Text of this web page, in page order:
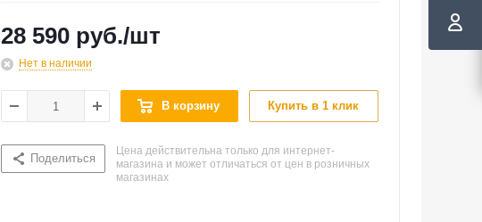
28 590 руб./шт
Нет в наличии
В корзину Купить в 1 клик
Поделиться
Цена действительна только для интернет-
магазина и может отличаться от цен в розничных
магазинах